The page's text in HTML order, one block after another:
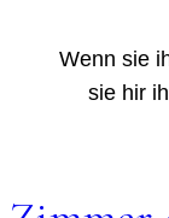
Wenn sie
sie hir